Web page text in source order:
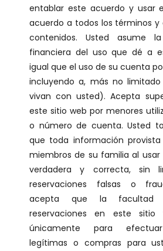
entablar este acuerdo y usar
acuerdo a todos los términos
contenidos. Usted asume la
financiera del uso que dé a
igual que el uso de su cuenta
incluyendo a, más no
vivan con usted). Acepta
este sitio web por menores
o número de cuenta. Usted
que toda información
miembros de su familia al usar
verdadera y correcta, sin
reservaciones falsas o
acepta que la facultad
reservaciones en este sitio
únicamente para efectuar
legítimas o compras para